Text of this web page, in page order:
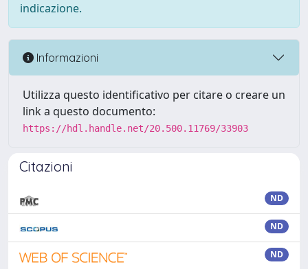
indicazione.
Informazioni
Utilizza questo identificativo per citare o creare un
link a questo documento:
https://hdl.handle.net/20.500.11769/33903
Citazioni
ND
ND
ND